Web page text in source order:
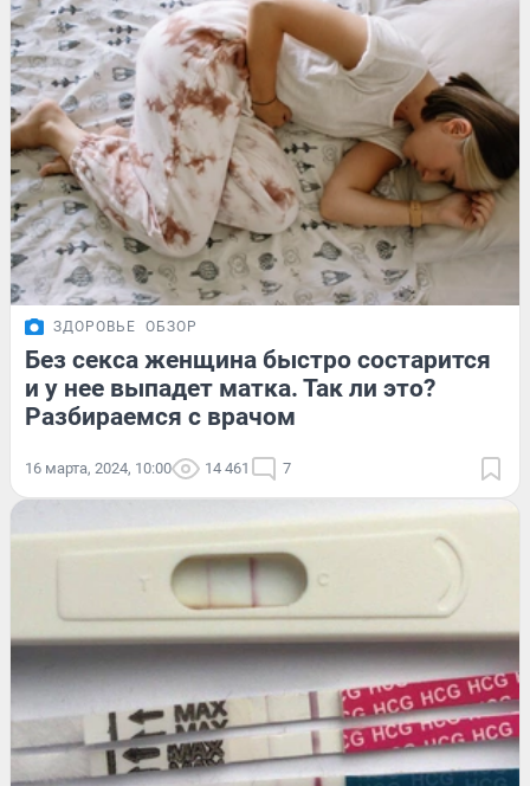
ЗДОРОВЬЕ ОБЗОР
Без секса женщина быстро состарится
и у нее выпадет матка. Так ли это?
Разбираемся с врачом
16 марта, 2024, 10:00 14 461 7